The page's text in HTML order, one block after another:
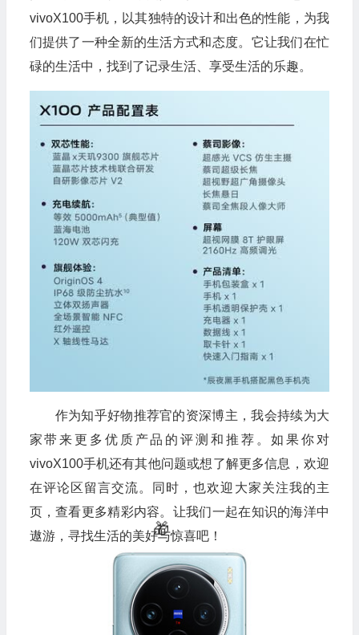
vivoX100手机，以其独特的设计和出色的性能，为我
们提供了一种全新的生活方式和态度。它让我们在忙
碌的生活中，找到了记录生活、享受生活的乐趣。
作为知乎好物推荐官的资深博主，我会持续为大
家带来更多优质产品的评测和推荐。如果你对
vivoX100手机还有其他问题或想了解更多信息，欢迎
在评论区留言交流。同时，也欢迎大家关注我的主
页，查看更多精彩内容。让我们一起在知识的海洋中
遨游，寻找生活的美好与惊喜吧！